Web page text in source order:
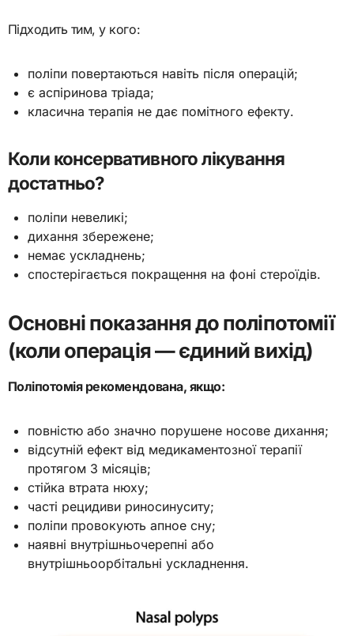
Підходить тим, у кого:
поліпи повертаються навіть після операцій;
є аспіринова тріада;
класична терапія не дає помітного ефекту.
Коли консервативного лікування
достатньо?
поліпи невеликі;
дихання збережене;
немає ускладнень;
спостерігається покращення на фоні стероїдів.
Основні показання до поліпотомії
(коли операція — єдиний вихід)
Поліпотомія рекомендована, якщо:
повністю або значно порушене носове дихання;
відсутній ефект від медикаментозної терапії
протягом 3 місяців;
стійка втрата нюху;
часті рецидиви риносинуситу;
поліпи провокують апное сну;
наявні внутрішньочерепні або
внутрішньоорбітальні ускладнення.